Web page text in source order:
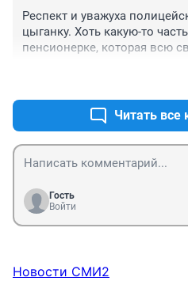
Респект и уважуха
цыганку. Хоть какую-то
пенсионерке, которая всю
Читать все
Гость
Войти
Новости СМИ2